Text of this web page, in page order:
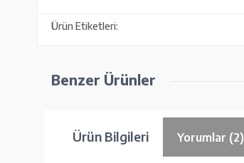
Ürün Etiketleri:
Benzer Ürünler
Ürün Bilgileri Yorumlar (2)